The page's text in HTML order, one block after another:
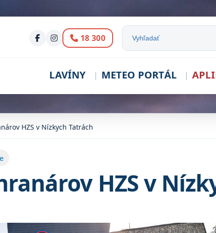
Volanie:
18 300 Vyhľadať na stránke
LAVÍNY METEO PORTÁL
HZS v Nízkych Tatrách
HZS v